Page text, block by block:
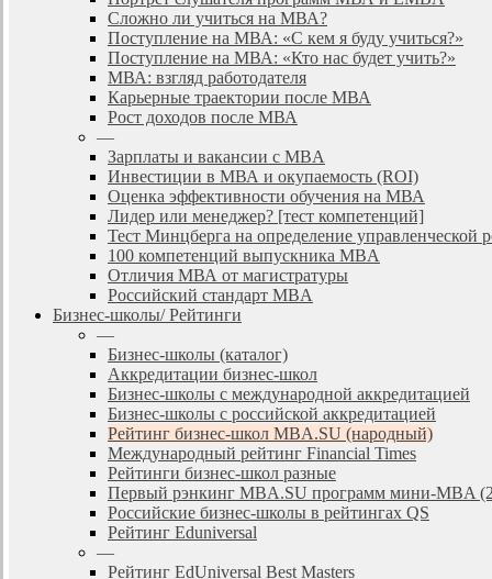
Сложно ли учиться на МВА?
Поступление на МВА: «С кем я буду учиться?»
Поступление на МВА: «Кто нас будет учить?»
МВА: взгляд работодателя
Карьерные траектории после МВА
Рост доходов после МВА
—
Зарплаты и вакансии с MBA
Инвестиции в МВА и окупаемость (ROI)
Оценка эффективности обучения на МВА
Лидер или менеджер? [тест компетенций]
Тест Минцберга на определение управленческой
100 компетенций выпускника MBA
Отличия МВА от магистратуры
Российский стандарт MBA
Бизнес-школы/ Рейтинги
—
Бизнес-школы (каталог)
Аккредитации бизнес-школ
Бизнес-школы с международной аккредитацией
Бизнес-школы с российской аккредитацией
Рейтинг бизнес-школ MBA.SU (народный)
Международный рейтинг Financial Times
Рейтинги бизнес-школ разные
Первый рэнкинг MBA.SU программ мини-MBA
Российские бизнес-школы в рейтингах QS
Рейтинг Eduniversal
—
Рейтинг EdUniversal Best Masters